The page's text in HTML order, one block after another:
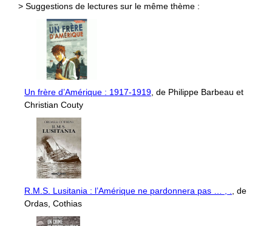
> Suggestions de lectures sur le même thème :
Un frère d’Amérique : 1917-1919 , de Philippe Barbeau et
Christian Couty
R.M.S. Lusitania : l’Amérique ne pardonnera pas … , .
, de
Ordas, Cothias